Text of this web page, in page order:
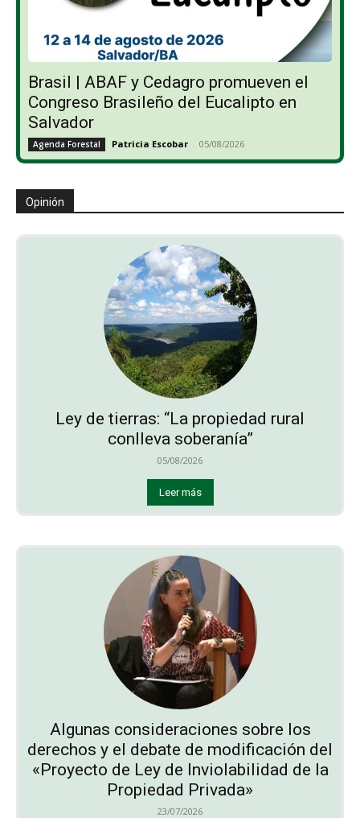
Brasil | ABAF y Cedagro promueven el
Congreso Brasileño del Eucalipto en
Salvador
Agenda Forestal Patricia Escobar - 05/08/2026
Opinión
Ley de tierras: “La propiedad rural
conlleva soberanía”
05/08/2026
Leer más
Algunas consideraciones sobre los
derechos y el debate de modificación del
«Proyecto de Ley de Inviolabilidad de la
Propiedad Privada»
23/07/2026